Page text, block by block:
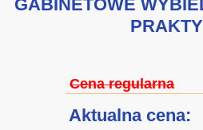
GABINETOWE
Aktualna cena:
Cena regularna